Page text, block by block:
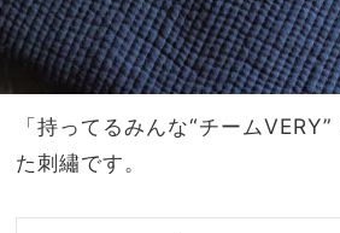
「持ってるみんな“チーム
た刺繡です。